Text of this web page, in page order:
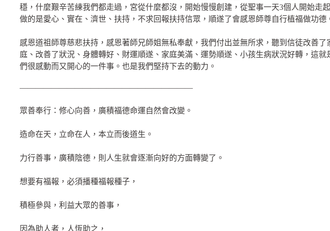
穩，什麼艱辛苦練我們都走過，宮從什麼都沒，開始慢慢創建，從聖事一天3個人開始走起
做的是愛心、實在、濟世、扶持，不求回報扶持信眾，順遂了會感恩師尊自行植福做功德
感恩道祖師尊慈悲扶持，感恩著師兄師姐無私奉獻，我們付出並無所求，聽到信徒改善了
庭、改善了狀況、身體轉好、財運順遂、家庭美滿、運勢順遂、小孩生病狀況好轉，這就
們很感動而又開心的一件事。也是我們堅持下去的動力。
——————————————————————
眾善奉行：修心向善，廣積福德命運自然會改變。
造命在天，立命在人，本立而後道生。
力行善事，廣積陰德，則人生就會逐漸向好的方面轉變了。
想要有福報，必須播種福報種子，
積極參與，利益大眾的善事，
因為助人者，人恆助之，